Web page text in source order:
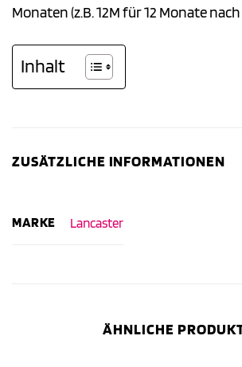
Monaten (z.B. 12M für 12 Monate
Inhalt
ZUSÄTZLICHE INFORMATIONEN
MARKE Lancaster
ÄHNLICHE